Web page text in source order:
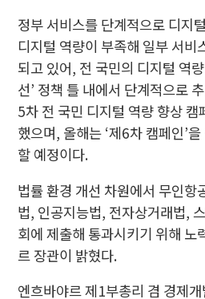
정부 서비스를 단계적으로 디지
디지털 역량이 부족해 일부 서비
되고 있어, 전 국민의 디지털 역
선’ 정책 틀 내에서 단계적으로
5차 전 국민 디지털 역량 향상 캠
했으며, 올해는 ‘제6차 캠페인’
할 예정이다.
법률 환경 개선 차원에서 무인항
법, 인공지능법, 전자상거래법,
회에 제출해 통과시키기 위해 노
르 장관이 밝혔다.
엔흐바야르 제1부총리 겸 경제